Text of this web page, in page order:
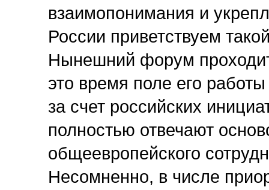
взаимопонимания и
России приветствуем
Нынешний форум
это время поле его
за счет российских
полностью отвечают
общеевропейского
Несомненно, в числе